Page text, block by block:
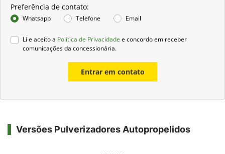
Preferência de contato:
Whatsapp Telefone Email
Li e aceito a Política de Privacidade e concordo em receber
comunicações da concessionária.
Entrar em contato
Versões Pulverizadores Autopropelidos